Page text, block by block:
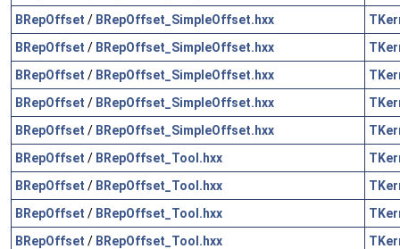
BRepOffset / BRepOffset_SimpleOffset.hxx
BRepOffset / BRepOffset_SimpleOffset.hxx
BRepOffset / BRepOffset_SimpleOffset.hxx
BRepOffset / BRepOffset_SimpleOffset.hxx
BRepOffset / BRepOffset_SimpleOffset.hxx
BRepOffset / BRepOffset_Tool.hxx
BRepOffset / BRepOffset_Tool.hxx
BRepOffset / BRepOffset_Tool.hxx
BRepOffset / BRepOffset_Tool.hxx